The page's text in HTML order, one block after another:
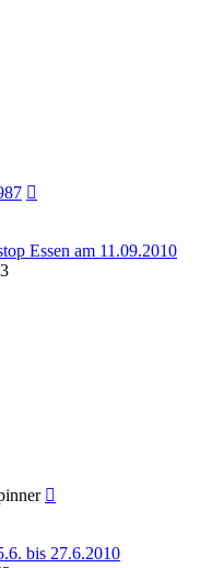
Essen am 11.09.2010
bis 27.6.2010